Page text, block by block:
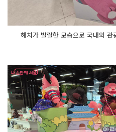
해치가 발랄한 모습으로 국내외